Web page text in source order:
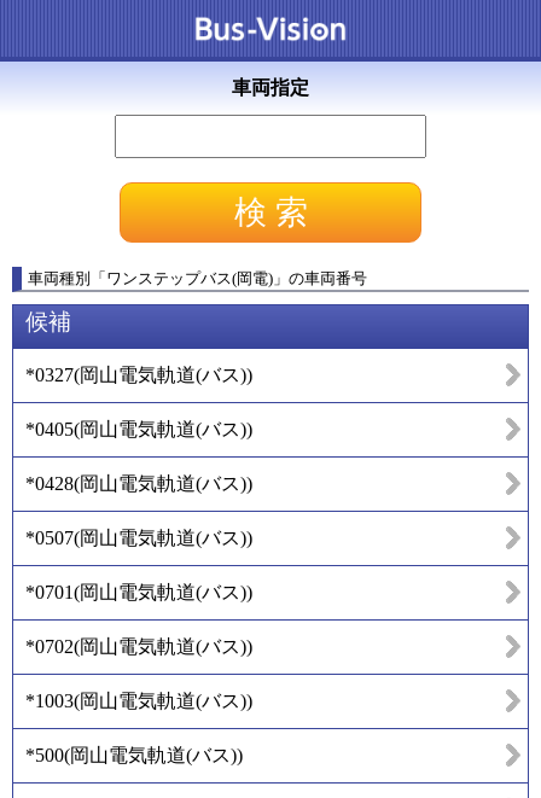
車両指定
車両種別 「 ワンステップバス(岡電) 」 の車両番号
候補
*0327(岡山電気軌道(バス))
*0405(岡山電気軌道(バス))
*0428(岡山電気軌道(バス))
*0507(岡山電気軌道(バス))
*0701(岡山電気軌道(バス))
*0702(岡山電気軌道(バス))
*1003(岡山電気軌道(バス))
*500(岡山電気軌道(バス))